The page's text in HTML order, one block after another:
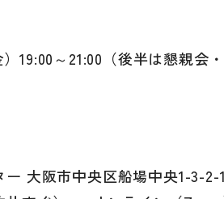
19:00～21:00（後半は懇親会・
大阪市中央区船場中央1-3-